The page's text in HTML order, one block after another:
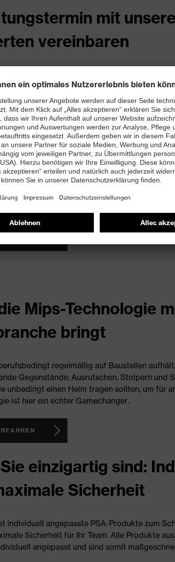
mit
vereinbaren
uvex Arbeitsschutz-Produkten für
und mögliche Konditionen besprechen?
Anfrage über unserOnline-Kontaktformular
GaLaBau Folder
Sie das Premium-Sortiment von uvex für
Schutz von Kopf bis Fuß bieten. Laden Sie
Mips-Technologie
bringt
regelmäßig auf Baustellen
Gegenstände, Ausrutschen, Stolpern und
unbedingt einen Helm tragen sollten, um für
ist hier ein echter Gamechanger.
einzigartig sind:
Sicherheit
individuell angepasste PSA-Produkte zum
Sicherheit für Ihr Team. Alle Produkte
angepasst und sind somit